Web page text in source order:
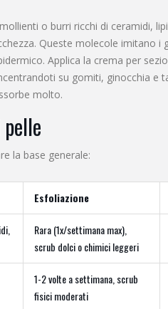
o burri ricchi di ceramidi,
. Queste molecole imitano i
Applica la crema per
su gomiti, ginocchia e
molto.
la base generale:
Esfoliazione
Rara (1x/settimana max),
scrub dolci o chimici leggeri
1-2 volte a settimana, scrub
fisici moderati